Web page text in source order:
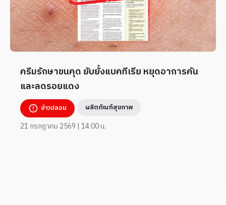
ครีมรักษาขนคุด ยับยั้งแบคทีเรีย หยุดอาการคัน
และลดรอยแดง
ข่าวปลอม ผลิตภัณฑ์สุขภาพ
21 กรกฎาคม 2569 | 14:00 น.